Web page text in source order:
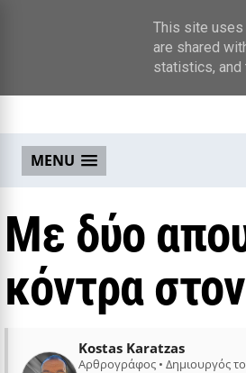
MENU
Με δύο
κόντρα
Kostas Karatzas
Αρθρογράφος • Δημιουργός
This site uses
are shared
statistics, and